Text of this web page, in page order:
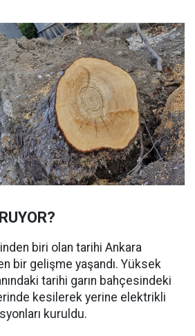
biri olan tarihi Ankara
bir gelişme yaşandı. Yüksek
tarihi garın bahçesindeki
kesilerek yerine elektrikli
kuruldu.